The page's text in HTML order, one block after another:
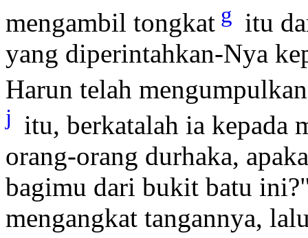
mengambil tongkat g itu
yang diperintahkan-Nya
Harun telah mengumpulkan
j itu, berkatalah ia kepada
orang-orang durhaka,
bagimu dari bukit batu
mengangkat tangannya,